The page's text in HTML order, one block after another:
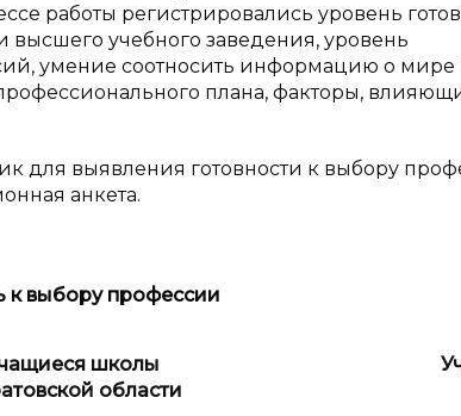
работы регистрировались уровень
учебного заведения, уровень
умение соотносить информацию о мире
плана, факторы,
для выявления готовности к выбору
анкета.
к выбору профессии
школы
области